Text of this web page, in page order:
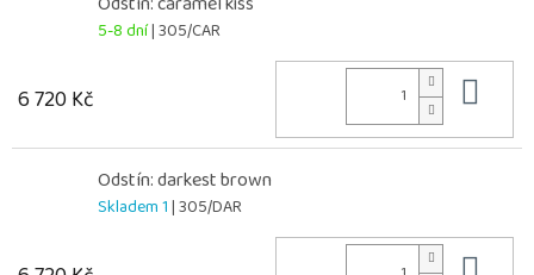
5-8 dní| 305/CAR
6 720 Kč
Odstín: darkest brown
Skladem 1| 305/DAR